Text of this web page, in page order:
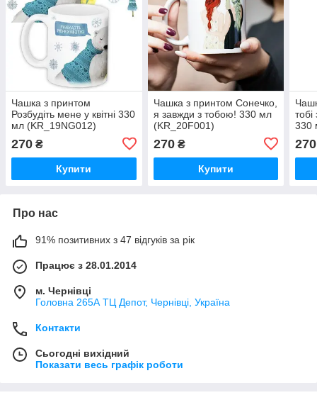
Чашка з принтом
Розбудіть мене у квітні 330
мл (KR_19NG012)
270 ₴
Купити
Чашка з принтом Сонечко,
я завжди з тобою! 330 мл
(KR_20F001)
270₴
Купити
330
270
Про нас
91% позитивних з 47 відгуків за рік
Працює з 28.01.2014
м. Чернівці
Головна 265А ТЦ Депот, Чернівці, Україна
Контакти
Сьогодні вихідний
Показати весь графік роботи